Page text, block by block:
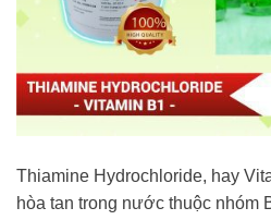
Thiamine Hydrochloride, hay
hòa tan trong nước thuộc nhóm